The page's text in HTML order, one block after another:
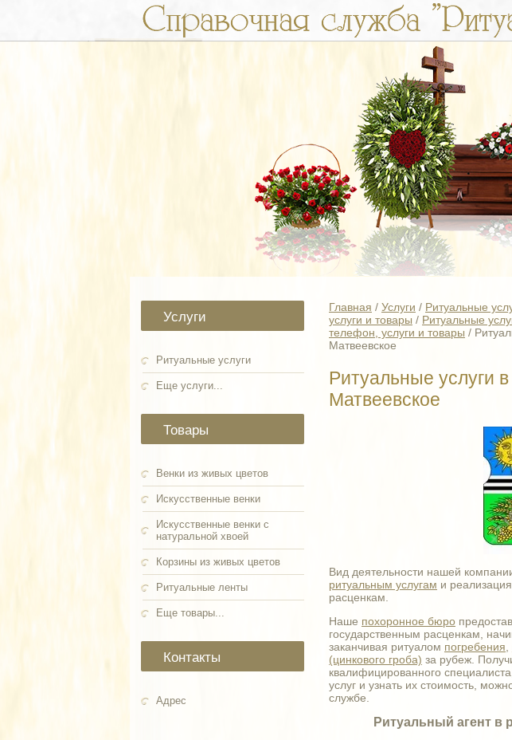
Услуги
Ритуальные услуги
Еще услуги...
Товары
Венки из живых цветов
Искусственные венки
Искусственные венки с
натуральной хвоей
Корзины из живых цветов
Ритуальные ленты
Еще товары...
Контакты
Адрес
Главная / Услуги / Ритуальные
услуги и товары / Ритуальные
телефон, услуги и товары /
Матвеевское
Ритуальные услуги
Матвеевское
Вид деятельности нашей
ритуальным услугам и
расценкам.
Наше похоронное бюро
государственным расценкам,
заканчивая ритуалом погребения
(цинкового гроба) за рубеж.
квалифицированного
услуг и узнать их стоимость,
службе.
Ритуальный агент в